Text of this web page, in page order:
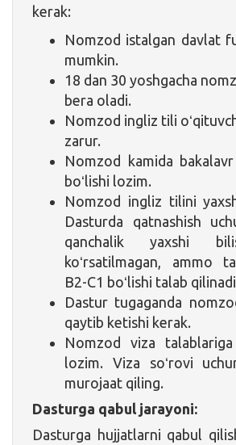
kerak:
Nomzod istalgan davlat
mumkin.
18 dan 30 yoshgacha
bera oladi.
Nomzod ingliz tili
zarur.
Nomzod kamida
boʻlishi lozim.
Nomzod ingliz tilini
Dasturda qatnashish
qanchalik yaxshi
koʻrsatilmagan, ammo
B2-C1 boʻlishi talab
Dastur tugaganda
qaytib ketishi kerak.
Nomzod viza
lozim. Viza soʻrovi
murojaat qiling.
Dasturga qabul jarayoni:
Dasturga hujjatlarni qabul